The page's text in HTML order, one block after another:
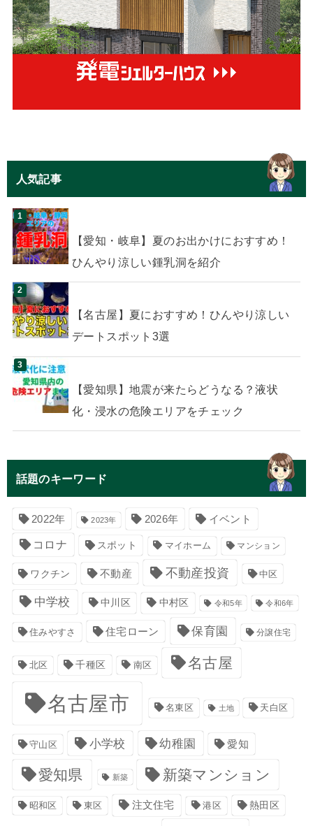
人気記事
【愛知・岐阜】夏のお出かけにおすすめ！
ひんやり涼しい鍾乳洞を紹介
【名古屋】夏におすすめ！ひんやり涼しい
デートスポット3選
【愛知県】地震が来たらどうなる？液状
化・浸水の危険エリアをチェック
話題のキーワード
2022年 2023年 2026年 イベント
コロナ スポット マイホーム マンション
ワクチン 不動産 不動産投資 中区
中学校 中川区 中村区 令和5年 令和6年
住みやすさ 住宅ローン 保育園 分譲住宅
北区 千種区 南区 名古屋
名古屋市 名東区 土地 天白区
守山区 小学校 幼稚園 愛知
愛知県 新築 新築マンション
昭和区 東区 注文住宅 港区 熱田区